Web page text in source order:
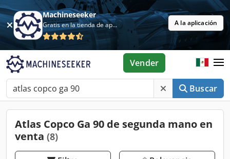
Machineseeker
Gratis en la tienda de aplicaciones A la aplicación
Buscar
Vender
Atlas Copco Ga 90 de segunda mano en
venta (8)